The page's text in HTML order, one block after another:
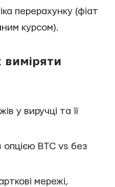
перерахунку (фіат
курсом).
виміряти
у виручці та її
опцією BTC vs без
мережі,